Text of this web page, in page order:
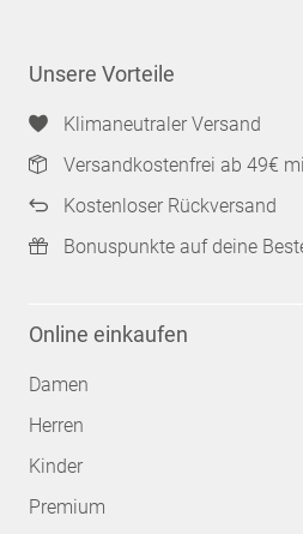
Unsere Vorteile
Klimaneutraler Versand
Versandkostenfrei ab 49€
Kostenloser Rückversand
Bonuspunkte auf deine
Online einkaufen
Damen
Herren
Kinder
Premium